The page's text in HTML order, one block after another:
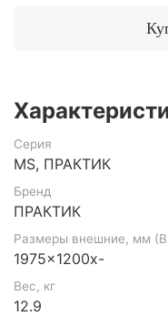
Серия
MS, ПРАКТИК
Бренд
ПРАКТИК
Размеры внешние, мм
1975x1200x-
Вес, кг
12.9